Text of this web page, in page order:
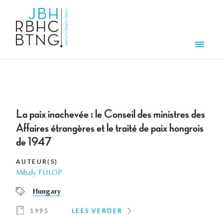
La paix inachevée : le Conseil des ministres des
Affaires étrangères et le traité de paix hongrois
de 1947
AUTEUR(S)
Mihaly FULOP
Hungary
1995 LEES VERDER